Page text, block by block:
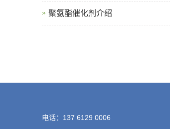
聚氨酯催化剂介绍
电话：137 6129 0006